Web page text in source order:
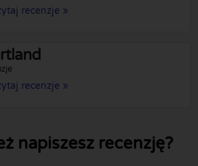
recenzje »
recenzje »
napiszesz recenzję?